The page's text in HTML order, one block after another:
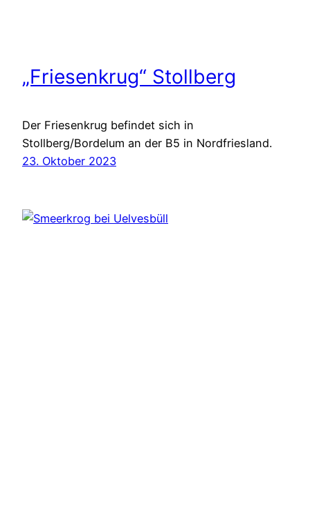
„Friesenkrug“ Stollberg
Der Friesenkrug befindet sich in
Stollberg/Bordelum an der B5 in Nordfriesland.
23. Oktober 2023